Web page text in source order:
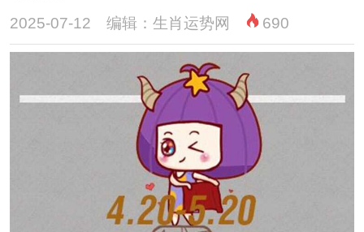
2025-07-12 编辑：生肖运势网 690